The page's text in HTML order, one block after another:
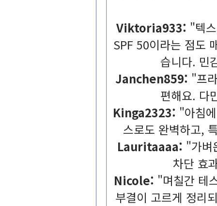
Viktoria933: "텍
SPF50이라는점도
습니다.민
Janchen859: "프
편해요.다
Kinga2323: "아침
스로도완벽하고,
Lauritaaaa: "가
차단효
Nicole: "며칠간테
부결이고르게정리